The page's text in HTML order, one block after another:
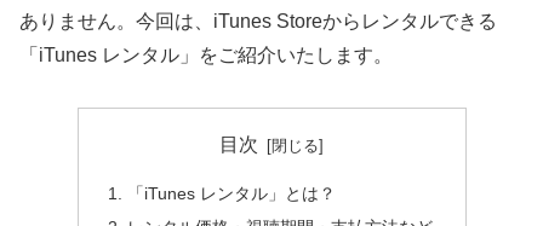
ありません。今回は、iTunes Storeからレンタルできる
「iTunes レンタル」をご紹介いたします。
目次
「iTunes レンタル」とは？